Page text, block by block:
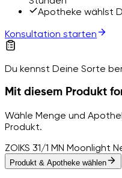
Apotheke wählst
Konsultation starten
Du kennst Deine Sorte
Mit diesem Produkt
Wähle Menge und
Produkt.
ZOIKS 31/1 MN Moonlight
Produkt & Apotheke wählen